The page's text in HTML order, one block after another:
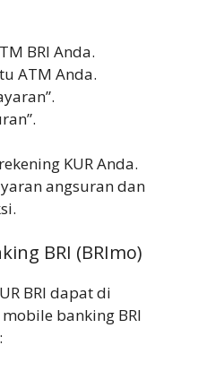
BRI Anda.
ATM Anda.
KUR Anda.
angsuran dan
BRI (BRImo)
BRI dapat di
banking BRI